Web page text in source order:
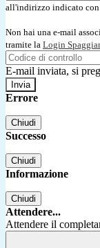
all'indirizzo indicato con
Non hai una e-mail
tramite la Login
E-mail inviata, si
Errore
Chiudi
Successo
Chiudi
Informazione
Chiudi
Attendere...
Attendere il